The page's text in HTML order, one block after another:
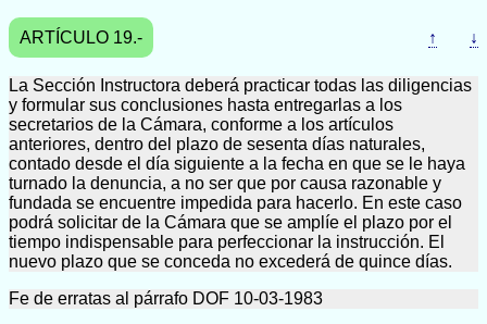
ARTÍCULO 19.- ↑ ↓
La Sección Instructora deberá practicar todas las diligencias
y formular sus conclusiones hasta entregarlas a los
secretarios de la Cámara, conforme a los artículos
anteriores, dentro del plazo de sesenta días naturales,
contado desde el día siguiente a la fecha en que se le haya
turnado la denuncia, a no ser que por causa razonable y
fundada se encuentre impedida para hacerlo. En este caso
podrá solicitar de la Cámara que se amplíe el plazo por el
tiempo indispensable para perfeccionar la instrucción. El
nuevo plazo que se conceda no excederá de quince días.
Fe de erratas al párrafo DOF 10-03-1983